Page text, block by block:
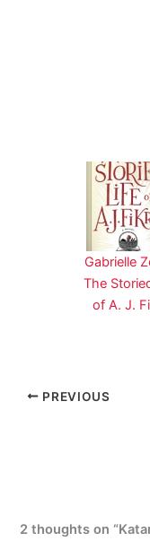
Gabrielle
The
of A. J.
PREVIOUS
2 thoughts on